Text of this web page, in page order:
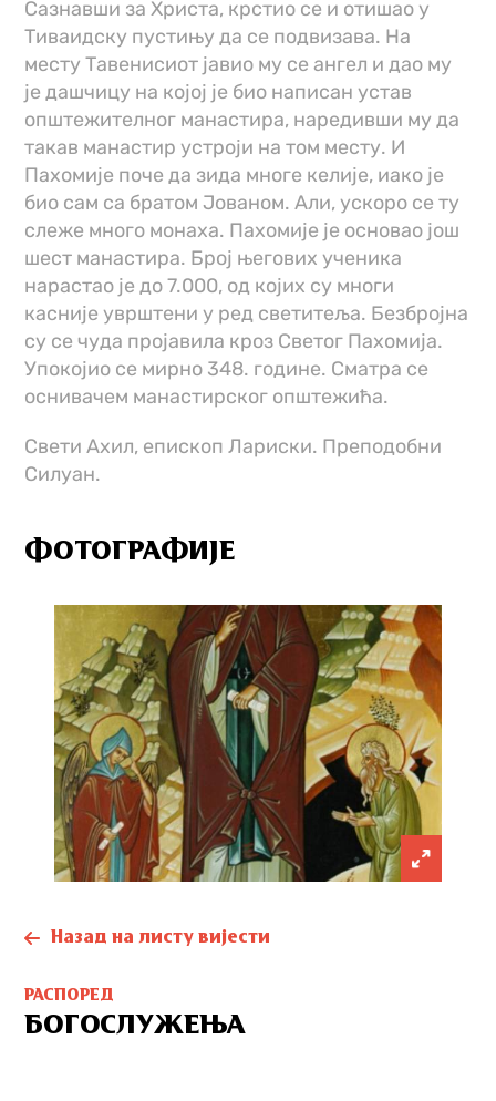
Сазнавши за Христа, крстио се и отишао у
Тиваидску пустињу да се подвизава. На
месту Тавенисиот јавио му се ангел и дао му
је дашчицу на којој је био написан устав
општежителног манастира, наредивши му да
такав манастир устроји на том месту. И
Пахомије поче да зида многе келије, иако је
био сам са братом Јованом. Али, ускоро се ту
слеже много монаха. Пахомије је основао још
шест манастира. Број његових ученика
нарастао је до 7.000, од којих су многи
касније уврштени у ред светитеља. Безбројна
су се чуда пројавила кроз Светог Пахомија.
Упокојио се мирно 348. године. Сматра се
оснивачем манастирског општежића.
Свети Ахил, епископ Лариски. Преподобни
Силуан.
ФОТОГРАФИЈЕ
Назад на листу вијести
РАСПОРЕД
БОГОСЛУЖЕЊА